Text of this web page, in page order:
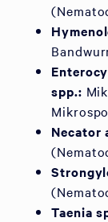
spp.:
Necator
Taenia